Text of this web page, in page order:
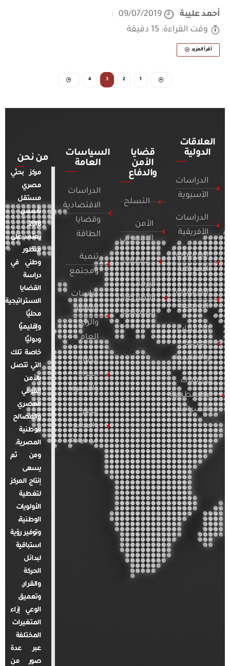
أحمد عليبة
09/07/2019
وقت القراءة: 15 دقيقة
أقرأ المزيد
العلاقات
الدولية
الدراسات
الآسيوية
الدراسات
الأفريقية
الدراسات
الأمريكية
الدراسات
الأوروبية
الدراسات
العربية
والإقليمية
الدراسات
الفلسطينية
والإسرائيلية
قضايا
الأمن
والدفاع
التسلح
الأمن
السيبراني
التطرف
الإرهاب
والصراعات
المسلحة
السياسات
العامة
الدراسات
الاقتصادية
وقضايا
الطاقة
تنمية
ومجتمع
دراسات
الإعلام
والرأي
العام
قضايا
المرأة
والأسرة
مصر
والعالم
في أرقام
من نحن
مركز بحثي
مصري
مستقل
تأسس
2018.
يعتمد على
منظور
وطني في
دراسة
القضايا
الاستراتيجية
محليًا
وإقليميًا
ودوليًا
خاصة تلك
التي تتصل
بالأمن
القومي
المصري
والمصالح
الوطنية
المصرية.
ومن ثم
يسعى
إنتاج المركز
لتغطية
الأولويات
الوطنية،
وتوفير رؤية
استباقية
لبدائل
الحركة
والقرار.
وتعميق
الوعي إزاء
المتغيرات
المختلفة
عبر عدة
صور من